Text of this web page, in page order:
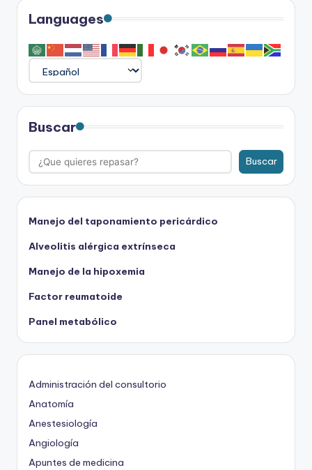
Languages
Buscar
Buscar
Manejo del taponamiento pericárdico
Alveolitis alérgica extrínseca
Manejo de la hipoxemia
Factor reumatoide
Panel metabólico
Administración del consultorio
Anatomía
Anestesiología
Angiología
Apuntes de medicina